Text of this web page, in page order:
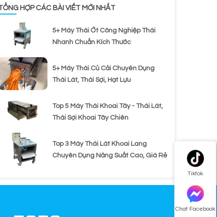
Tiktok
Chat Facebook
HỢP CÁC BÀI VIẾT MỚI NHẤT
5+ Máy Thái Ớt Công Nghiệp Thái
Nhanh Chuẩn Kích Thước
5+ Máy Thái Củ Cải Chuyên Dụng
Thái Lát, Thái Sợi, Hạt Lựu
Top 5 Máy Thái Khoai Tây - Thái Lát,
Thái Sợi Khoai Tây Chiên
Top 3 Máy Thái Lát Khoai Lang
Chuyên Dụng Năng Suất Cao, Giá Rẻ